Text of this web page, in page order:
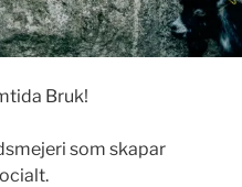
Bruk!
som skapar